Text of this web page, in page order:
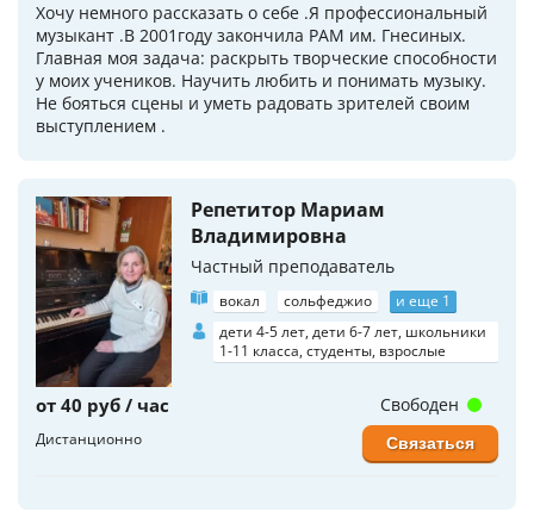
Хочу немного рассказать о себе .Я профессиональный
музыкант .В 2001году закончила РАМ им. Гнесиных.
Главная моя задача: раскрыть творческие способности
у моих учеников. Научить любить и понимать музыку.
Не бояться сцены и уметь радовать зрителей своим
выступлением .
Репетитор Мариам
Владимировна
Частный преподаватель
вокал сольфеджио
и еще 1
дети 4-5 лет, дети 6-7 лет, школьники
1-11 класса, студенты, взрослые
от 40 руб / час
Дистанционно
Свободен
Связаться